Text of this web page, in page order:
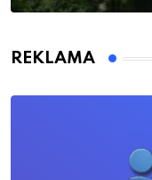
REKLAMA